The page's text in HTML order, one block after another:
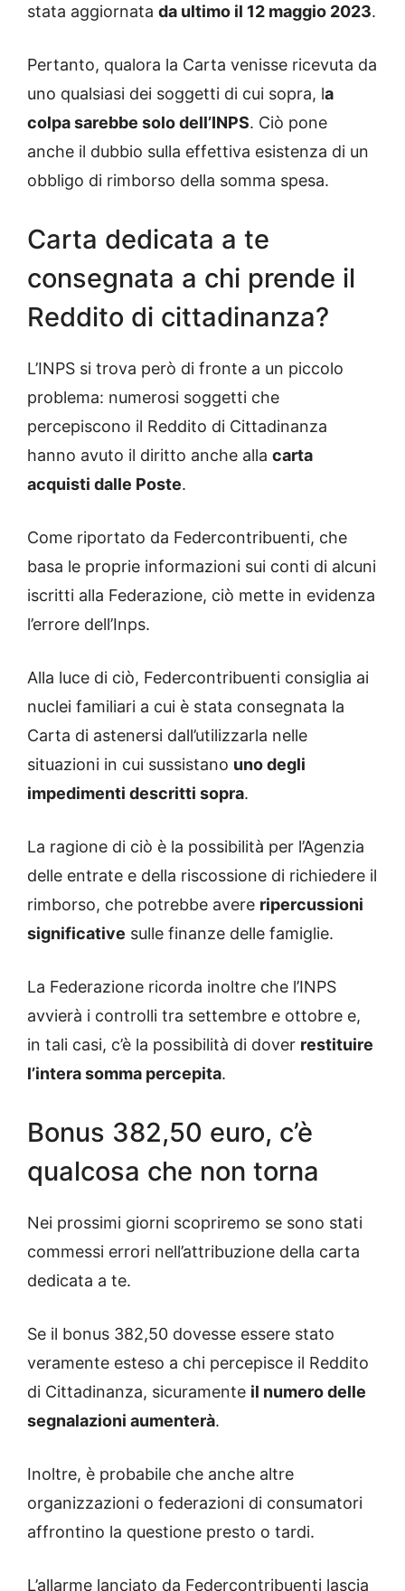
stata aggiornata da ultimo il 12 maggio 2023.
Pertanto, qualora la Carta venisse ricevuta da
uno qualsiasi dei soggetti di cui sopra, la
colpa sarebbe solo dell’INPS. Ciò pone
anche il dubbio sulla effettiva esistenza di un
obbligo di rimborso della somma spesa.
Carta dedicata a te
consegnata a chi prende il
Reddito di cittadinanza?
L’INPS si trova però di fronte a un piccolo
problema: numerosi soggetti che
percepiscono il Reddito di Cittadinanza
hanno avuto il diritto anche alla carta
acquisti dalle Poste.
Come riportato da Federcontribuenti, che
basa le proprie informazioni sui conti di alcuni
iscritti alla Federazione, ciò mette in evidenza
l’errore dell’Inps.
Alla luce di ciò, Federcontribuenti consiglia ai
nuclei familiari a cui è stata consegnata la
Carta di astenersi dall’utilizzarla nelle
situazioni in cui sussistano uno degli
impedimenti descritti sopra.
La ragione di ciò è la possibilità per l’Agenzia
delle entrate e della riscossione di richiedere il
rimborso, che potrebbe avere ripercussioni
significative sulle finanze delle famiglie.
La Federazione ricorda inoltre che l’INPS
avvierà i controlli tra settembre e ottobre e,
in tali casi, c’è la possibilità di dover restituire
l’intera somma percepita.
Bonus 382,50 euro, c’è
qualcosa che non torna
Nei prossimi giorni scopriremo se sono stati
commessi errori nell’attribuzione della carta
dedicata a te.
Se il bonus 382,50 dovesse essere stato
veramente esteso a chi percepisce il Reddito
di Cittadinanza, sicuramente il numero delle
segnalazioni aumenterà.
Inoltre, è probabile che anche altre
organizzazioni o federazioni di consumatori
affrontino la questione presto o tardi.
L’allarme lanciato da Federcontribuenti lascia